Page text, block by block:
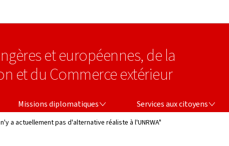
et européennes, de la
et du Commerce extérieur
Missions diplomatiques Services aux citoyens
a actuellement pas d'alternative réaliste à l'UNRWA"